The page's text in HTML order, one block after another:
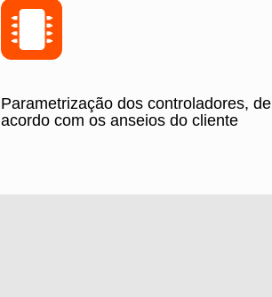
Parametrização dos controladores, de
acordo com os anseios do cliente